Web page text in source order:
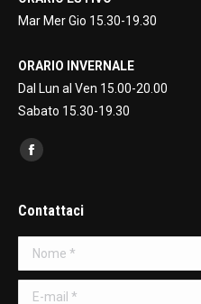
Mar Mer Gio 15.30-19.30
ORARIO INVERNALE
Dal Lun al Ven 15.00-20.00
Sabato 15.30-19.30
Find us on:
Facebook
opens
new
window
Contattaci
Nome *
E-mail *